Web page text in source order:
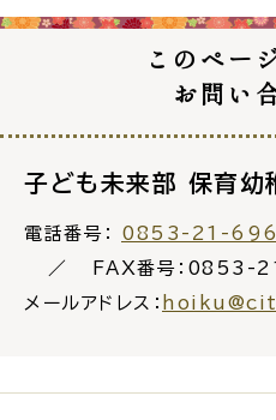
各課へのお問い合わせ
サイトマップ
このペー
お問い
子ども未来部 保育幼
電話番号： 0853-21-
FAX番号：0853-
メールアドレス：